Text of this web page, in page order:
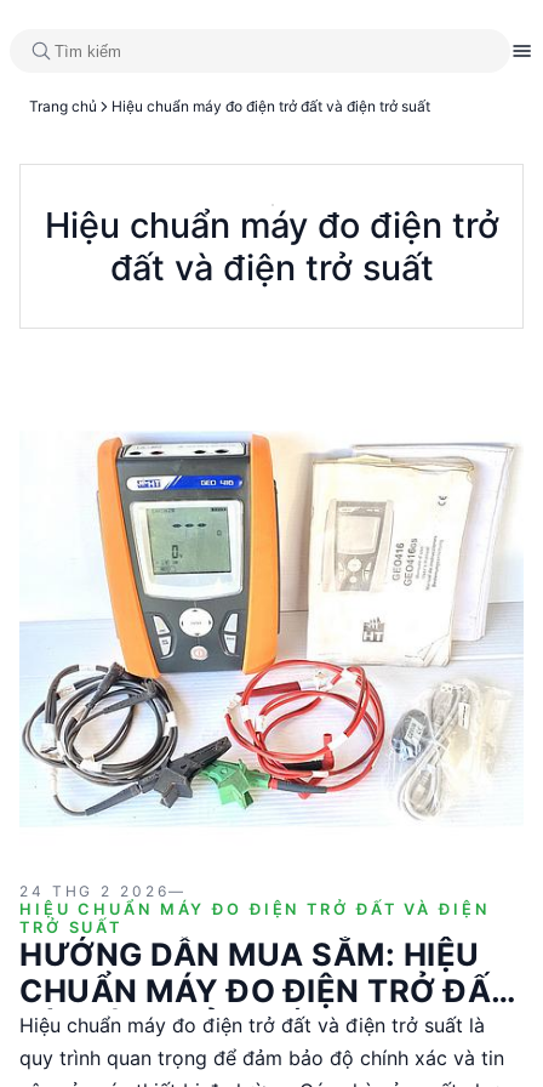
Trang chủ Hiệu chuẩn máy đo điện trở đất và điện trở suất
Hiệu chuẩn máy đo điện trở
đất và điện trở suất
24 THG 2 2026—
HIỆU CHUẨN MÁY ĐO ĐIỆN TRỞ ĐẤT VÀ ĐIỆN
TRỞ SUẤT
HƯỚNG DẪN MUA SẮM: HIỆU
CHUẨN MÁY ĐO ĐIỆN TRỞ ĐẤT
VÀ ĐIỆN TRỞ SUẤT
Hiệu chuẩn máy đo điện trở đất và điện trở suất là
quy trình quan trọng để đảm bảo độ chính xác và tin